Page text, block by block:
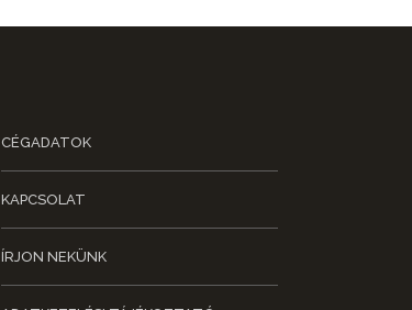
CÉGADATOK
KAPCSOLAT
ÍRJON NEKÜNK